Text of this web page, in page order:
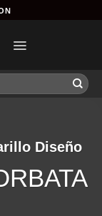
Diseño